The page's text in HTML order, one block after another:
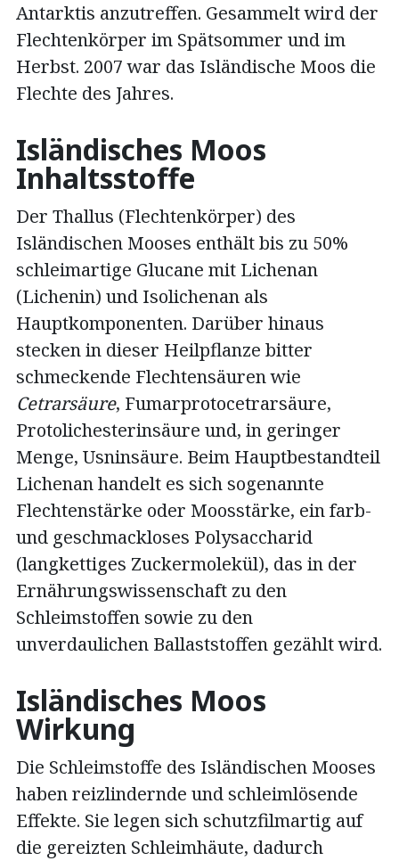
Antarktis anzutreffen. Gesammelt wird der
Flechtenkörper im Spätsommer und im
Herbst. 2007 war das Isländische Moos die
Flechte des Jahres.
Isländisches Moos
Inhaltsstoffe
Der Thallus (Flechtenkörper) des
Isländischen Mooses enthält bis zu 50%
schleimartige Glucane mit Lichenan
(Lichenin) und Isolichenan als
Hauptkomponenten. Darüber hinaus
stecken in dieser Heilpflanze bitter
schmeckende Flechtensäuren wie
Cetrarsäure, Fumarprotocetrarsäure,
Protolichesterinsäure und, in geringer
Menge, Usninsäure. Beim Hauptbestandteil
Lichenan handelt es sich sogenannte
Flechtenstärke oder Moosstärke, ein farb-
und geschmackloses Polysaccharid
(langkettiges Zuckermolekül), das in der
Ernährungswissenschaft zu den
Schleimstoffen sowie zu den
unverdaulichen Ballaststoffen gezählt wird.
Isländisches Moos
Wirkung
Die Schleimstoffe des Isländischen Mooses
haben reizlindernde und schleimlösende
Effekte. Sie legen sich schutzfilmartig auf
die gereizten Schleimhäute, dadurch